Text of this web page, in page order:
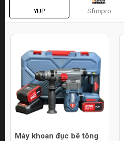
YUP Sfunpro
Máy khoan đục bê tông